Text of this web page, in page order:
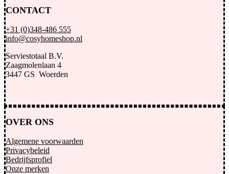
CONTACT
+31 (0)348-486 555
info@cosyhomeshop.nl
Serviestotaal B.V.
Zaagmolenlaan 4
3447 GS Woerden
OVER ONS
Algemene voorwaarden
Privacybeleid
Bedrijfsprofiel
Onze merken